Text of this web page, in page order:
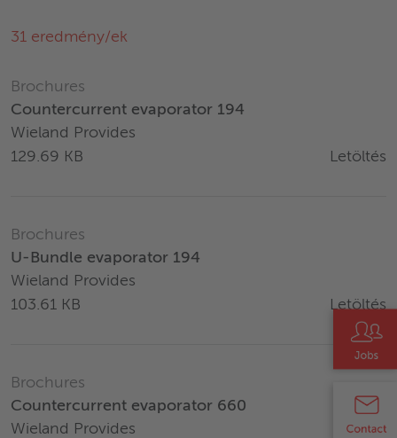
31 eredmény/ek
Brochures
Countercurrent evaporator 194
Wieland Provides
129.69 KB
Letöltés
Brochures
U-Bundle evaporator 194
Wieland Provides
103.61 KB
Letöltés
Brochures
Countercurrent evaporator 660
Wieland Provides